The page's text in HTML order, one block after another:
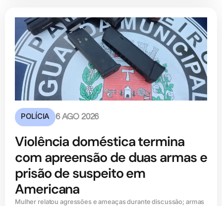
POLÍCIA 6 AGO 2026
Violência doméstica termina
com apreensão de duas armas e
prisão de suspeito em
Americana
Mulher relatou agressões e ameaças durante discussão; armas